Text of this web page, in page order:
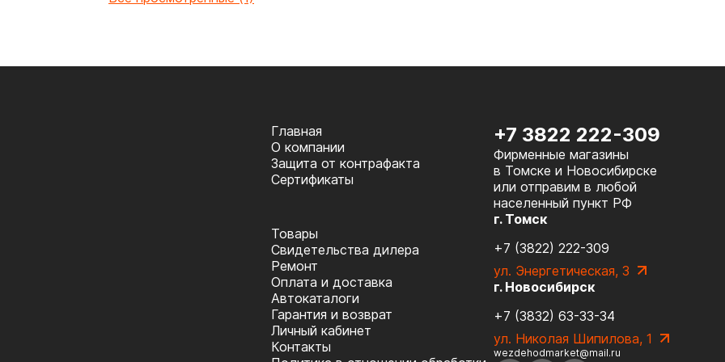
Главная
О компании
Защита от контрафакта
Сертификаты
Товары
Cвидетельства дилера
Ремонт
Оплата и доставка
Автокаталоги
Гарантия и возврат
Личный кабинет
Контакты
+7 3822 222-309
Фирменные магазины
в Томске и Новосибирске
или отправим в любой
населенный пункт РФ
г. Томск
+7 (3822) 222-309
ул. Энергетическая, 3
г. Новосибирск
+7 (3832) 63-33-34
ул. Николая Шипилова, 1
wezdehodmarket@mail.ru